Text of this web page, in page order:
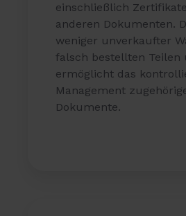
einschließlich
anderen Dokumenten.
weniger unverkaufter
falsch bestellten Teilen
ermöglicht das
Management
Dokumente.